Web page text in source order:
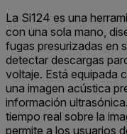
La Si124 es una
con una sola mano,
fugas presurizadas en
detectar descargas
voltaje. Está equipada
una imagen acústica
información
tiempo real sobre la
permite a los usuarios